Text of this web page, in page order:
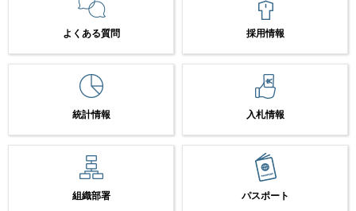
よくある質問 採用情報
統計情報 入札情報
組織部署 パスポート